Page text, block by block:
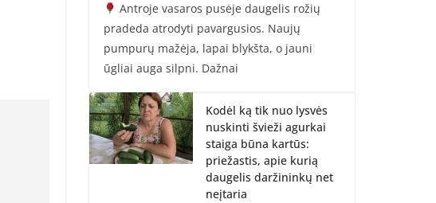
Antroje vasaros pusėje daugelis rožių
pradeda atrodyti pavargusios. Naujų
pumpurų mažėja, lapai blykšta, o jauni
ūgliai auga silpni. Dažnai
Kodėl ką tik nuo lysvės
nuskinti švieži agurkai
staiga būna kartūs:
priežastis, apie kurią
daugelis daržininkų net
neįtaria